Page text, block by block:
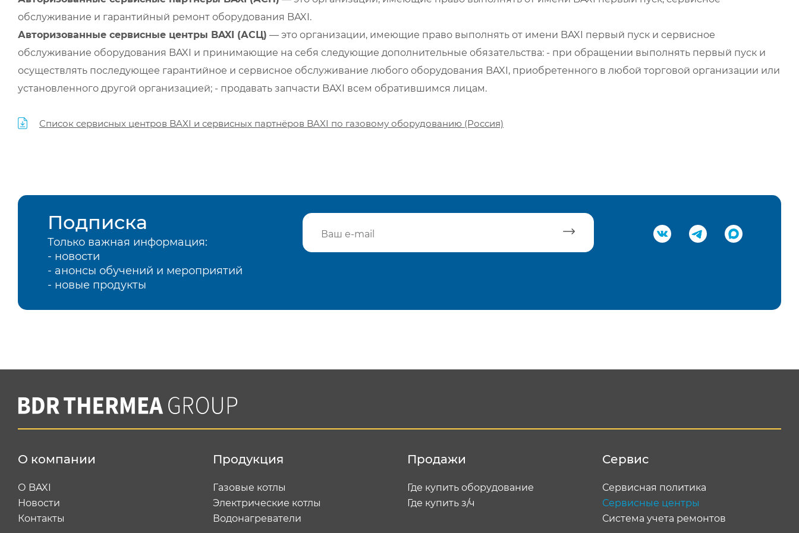
обслуживание и гарантийный ремонт оборудования BAXI.
Авторизованные сервисные центры BAXI (АСЦ) — это организации, имеющие право выполнять от имени BAXI первый пуск и сервисное
обслуживание оборудования BAXI и принимающие на себя следующие дополнительные обязательства: - при обращении выполнять первый пуск и
осуществлять последующее гарантийное и сервисное обслуживание любого оборудования BAXI, приобретенного в любой торговой организации или
установленного другой организацией; - продавать запчасти BAXI всем обратившимся лицам.
Список сервисных центров BAXI и сервисных партнёров BAXI по газовому оборудованию (Россия)
Подписка
Только важная информация:
- новости
- анонсы обучений и мероприятий
- новые продукты
О компании
О BAXI
Новости
Контакты
Продукция
Газовые котлы
Электрические котлы
Водонагреватели
Продажи
Где купить оборудование
Где купить з/ч
Сервис
Сервисная политика
Сервисные центры
Система учета ремонтов